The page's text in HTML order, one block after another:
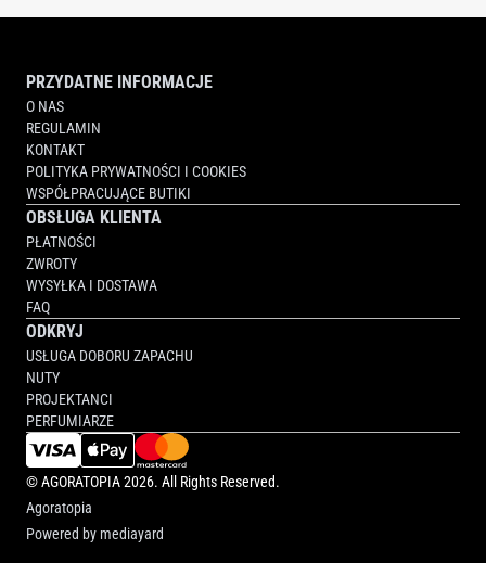
PRZYDATNE INFORMACJE
O NAS
REGULAMIN
KONTAKT
POLITYKA PRYWATNOŚCI I COOKIES
WSPÓŁPRACUJĄCE BUTIKI
OBSŁUGA KLIENTA
PŁATNOŚCI
ZWROTY
WYSYŁKA I DOSTAWA
FAQ
ODKRYJ
USŁUGA DOBORU ZAPACHU
NUTY
PROJEKTANCI
PERFUMIARZE
©AGORATOPIA2026. All Rights Reserved.
Agoratopia
Powered by mediayard